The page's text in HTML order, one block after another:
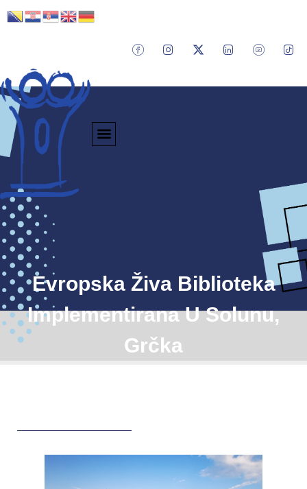
Evropska Živa Biblioteka
Implementirana U Solunu,
Grčka